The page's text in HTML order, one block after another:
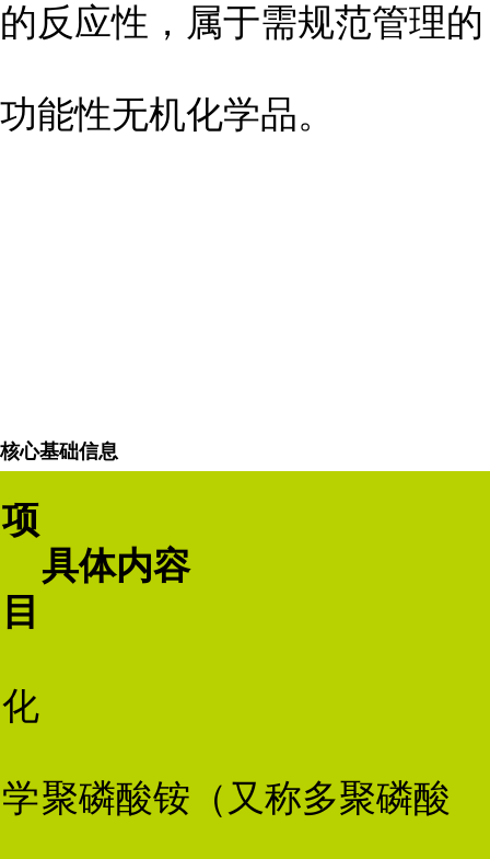
的反应性，属于需规范管理的
功能性无机化学品。
核心基础信息
项
目
具体内容
化
学聚磷酸铵（又称多聚磷酸